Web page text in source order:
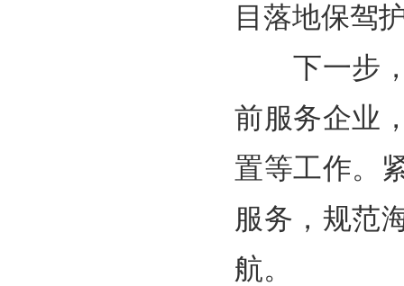
目落地保驾
下一步，
前服务企业
置等工作。
服务，规范
航。